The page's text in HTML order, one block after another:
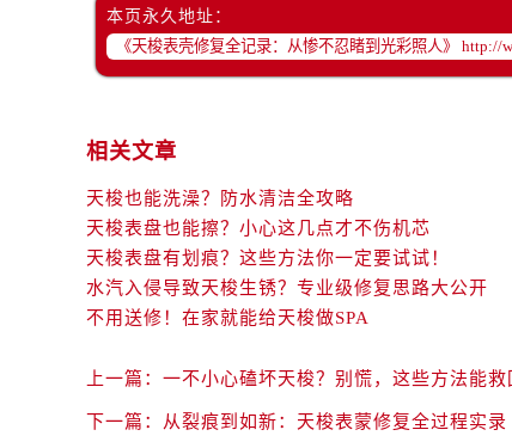
本页永久地址：
相关文章
天梭也能洗澡？防水清洁全攻略
天梭表盘也能擦？小心这几点才不伤机芯
天梭表盘有划痕？这些方法你一定要试试！
水汽入侵导致天梭生锈？专业级修复思路大公开
不用送修！在家就能给天梭做SPA
上一篇： 一不小心磕坏天梭？别慌，这些方法能救
下一篇： 从裂痕到如新：天梭表蒙修复全过程实录